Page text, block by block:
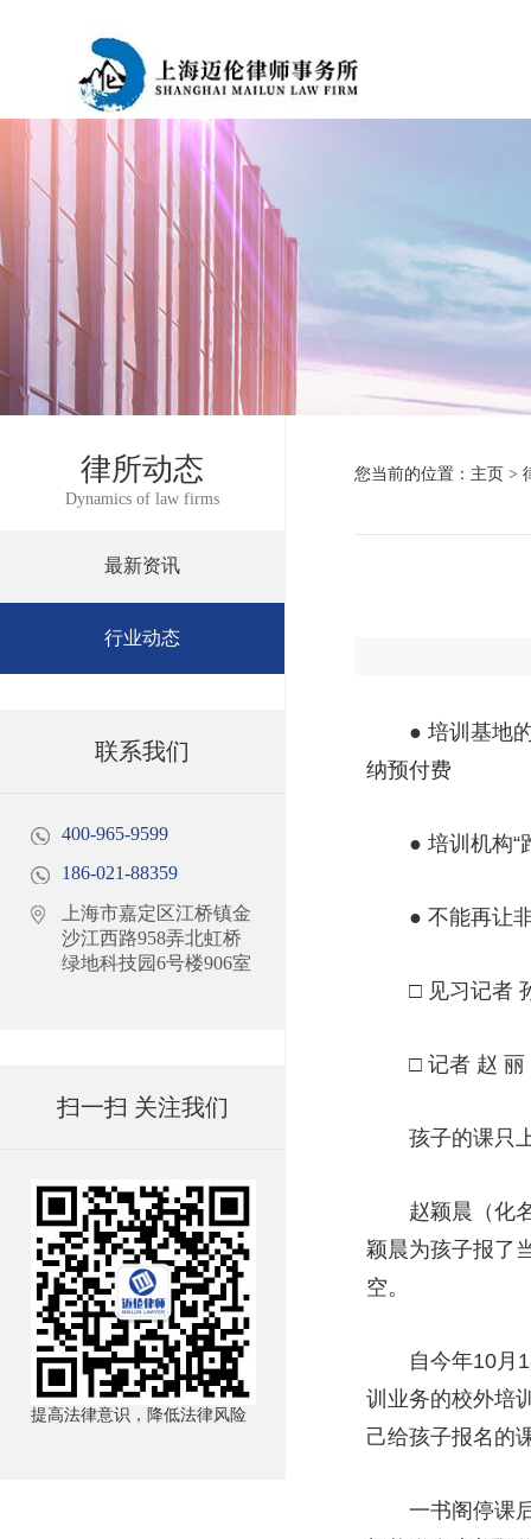
律所动态
Dynamics of law firms
最新资讯
行业动态
联系我们
400-965-9599
186-021-88359
上海市嘉定区江桥镇金
沙江西路958弄北虹桥
绿地科技园6号楼906室
扫一扫 关注我们
提高法律意识，降低法律风险
您当前的位置： 主页 >
● 培训基地的
纳预付费
● 培训机构“跑
● 不能再让非
□ 见习记者
□ 记者 赵 丽
孩子的课只上
赵颖晨（化名
颖晨为孩子报了
空。
自今年10月18
训业务的校外培
己给孩子报名的
一书阁停课后